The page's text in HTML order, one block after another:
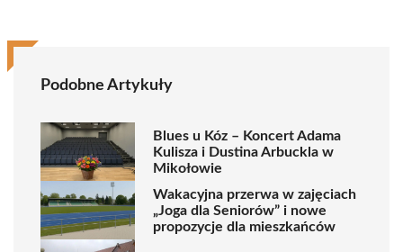
Podobne Artykuły
Blues u Kóz – Koncert Adama
Kulisza i Dustina Arbuckla w
Mikołowie
Wakacyjna przerwa w zajęciach
„Joga dla Seniorów” i nowe
propozycje dla mieszkańców